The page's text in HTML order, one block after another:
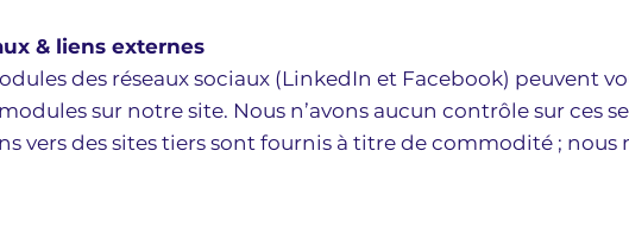
& liens externes
des réseaux sociaux (LinkedIn et Facebook) peuvent
sur notre site. Nous n’avons aucun contrôle sur ces
vers des sites tiers sont fournis à titre de commodité ; nous